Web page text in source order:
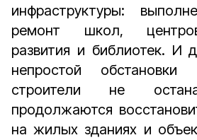
инфраструктуры:
ремонт школ,
развития и библиотек. И
непростой обстановки
строители не
продолжаются
на жилых зданиях и